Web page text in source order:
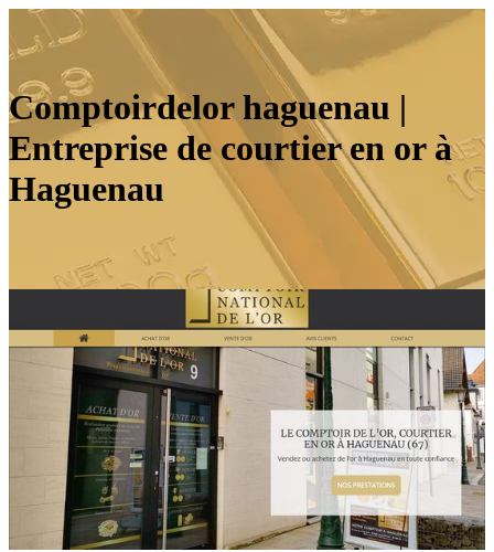
Comptoir­de­lor haguenau |
Entreprise de courtier en or à
Haguenau